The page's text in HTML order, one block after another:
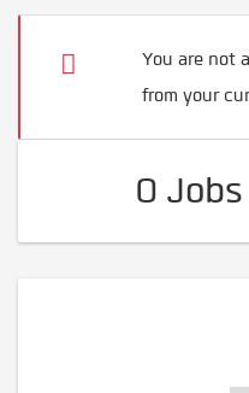
You are not
from your
0